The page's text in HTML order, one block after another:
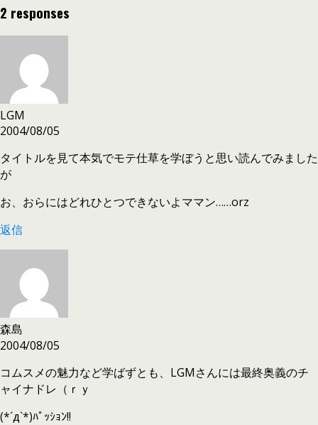
2 responses
LGM
2004/08/05
タイトルを見て本気でモテ仕草を学ぼうと思い読んでみました
が
お、おらにはどれひとつできないよママン……orz
返信
森島
2004/08/05
コムスメの魅力など学ばずとも、LGMさんには最終奥義のチ
ャイナドレ（ｒｙ
(*´д`*)ﾊﾟｯｼｮﾝ!!